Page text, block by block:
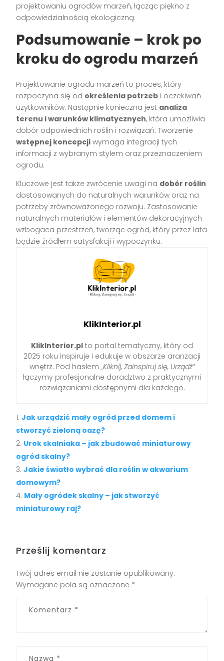
projektowaniu ogrodów marzeń, łącząc piękno z
odpowiedzialnością ekologiczną.
Podsumowanie – krok po
kroku do ogrodu marzeń
Projektowanie ogrodu marzeń to proces, który
rozpoczyna się od określenia potrzeb i oczekiwań
użytkowników. Następnie konieczna jest analiza
terenu i warunków klimatycznych, która umożliwia
dobór odpowiednich roślin i rozwiązań. Tworzenie
wstępnej koncepcji wymaga integracji tych
informacji z wybranym stylem oraz przeznaczeniem
ogrodu.
Kluczowe jest także zwrócenie uwagi na dobór roślin
dostosowanych do naturalnych warunków oraz na
potrzeby zrównoważonego rozwoju. Zastosowanie
naturalnych materiałów i elementów dekoracyjnych
wzbogaca przestrzeń, tworząc ogród, który przez lata
będzie źródłem satysfakcji i wypoczynku.
KlikInterior.pl
KlikInterior.pl to portal tematyczny, który od
2025 roku inspiruje i edukuje w obszarze aranżacji
wnętrz. Pod hasłem „Kliknij, Zainspiruj się, Urządź”
łączymy profesjonalne doradztwo z praktycznymi
rozwiązaniami dostępnymi dla każdego.
Jak urządzić mały ogród przed domem i
stworzyć zieloną oazę?
Urok skalniaka – jak zbudować miniaturowy
ogród skalny?
Jakie światło wybrać dla roślin w akwarium
domowym?
Mały ogródek skalny – jak stworzyć
miniaturowy raj?
Prześlij komentarz
Twój adres email nie zostanie opublikowany.
Wymagane pola są oznaczone *